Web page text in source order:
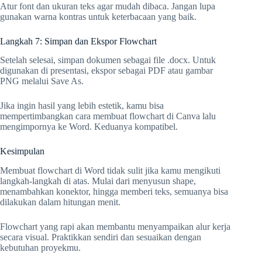
Atur font dan ukuran teks agar mudah dibaca. Jangan lupa
gunakan warna kontras untuk keterbacaan yang baik.
Langkah 7: Simpan dan Ekspor Flowchart
Setelah selesai, simpan dokumen sebagai file .docx. Untuk
digunakan di presentasi, ekspor sebagai PDF atau gambar
PNG melalui Save As.
Jika ingin hasil yang lebih estetik, kamu bisa
mempertimbangkan cara membuat flowchart di Canva lalu
mengimpornya ke Word. Keduanya kompatibel.
Kesimpulan
Membuat flowchart di Word tidak sulit jika kamu mengikuti
langkah-langkah di atas. Mulai dari menyusun shape,
menambahkan konektor, hingga memberi teks, semuanya bisa
dilakukan dalam hitungan menit.
Flowchart yang rapi akan membantu menyampaikan alur kerja
secara visual. Praktikkan sendiri dan sesuaikan dengan
kebutuhan proyekmu.